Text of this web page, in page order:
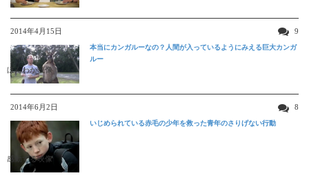
2014年4月15日 9
ほんわか映像
本当にカンガルーなの？人間が入っているようにみえる巨大カンガ
ルー
2014年6月2日 8
感動する映像
いじめられている赤毛の少年を救った青年のさりげない行動